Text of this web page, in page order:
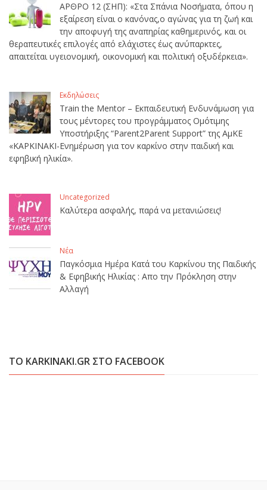
ΑΡΘΡΟ 12 (ΣΗΠ): «Στα Σπάνια Νοσήματα, όπου η
εξαίρεση είναι ο κανόνας,ο αγώνας για τη ζωή και
την αποφυγή της αναπηρίας καθημερινός, και οι
θεραπευτικές επιλογές από ελάχιστες έως ανύπαρκτες,
απαιτείται υγειονομική, οικονομική και πολιτική οξυδέρκεια».
Εκδηλώσεις
Train the Mentor – Εκπαιδευτική Ενδυνάμωση για
τους μέντορες του προγράμματος Ομότιμης
Υποστήριξης “Parent2Parent Support” της ΑμΚΕ
«ΚΑΡΚΙΝΑΚΙ-Ενημέρωση για τον καρκίνο στην παιδική και
εφηβική ηλικία».
Uncategorized
Καλύτερα ασφαλής, παρά να μετανιώσεις!
Νέα
Παγκόσμια Ημέρα Κατά του Καρκίνου της Παιδικής
& Εφηβικής Ηλικίας : Απο την Πρόκληση στην
Αλλαγή
ΤΟ KARKINAKI.GR ΣΤΟ FACEBOOK